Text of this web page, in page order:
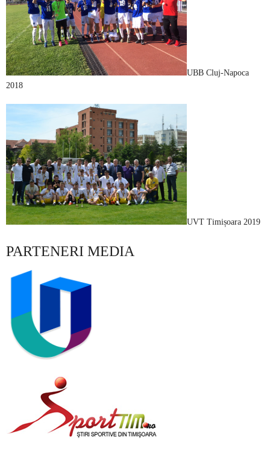
UBB Cluj-Napoca
2018
UVT Timișoara 2019
PARTENERI MEDIA